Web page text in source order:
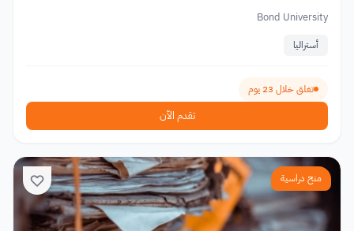
Bond University
أستراليا
تغلق خلال 23 يوم
تقدم الآن
منح دراسية